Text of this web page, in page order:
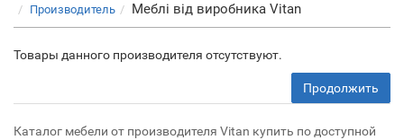
Производитель Меблі від виробника Vitan
Товары данного производителя отсутствуют.
Продолжить
Каталог мебели от производителя Vitan купить по доступной